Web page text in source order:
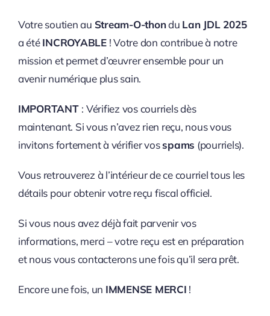
Votre soutien au Stream-O-thondu Lan JDL 2025
a étéINCROYABLE! Votre don contribue à notre
mission et permet d’œuvrer ensemble pour un
avenir numérique plus sain.
IMPORTANT : Vérifiez vos courriels dès
maintenant. Si vous n’avez rien reçu, nous vous
invitons fortement à vérifier vosspams (pourriels).
Vous retrouverez à l’intérieur de ce courriel tous les
détails pour obtenir votre reçu fiscal officiel.
Si vous nous avez déjà fait parvenir vos
informations, merci – votre reçu est en préparation
et nous vous contacterons une fois qu’il sera prêt.
Encore une fois, un IMMENSE MERCI !